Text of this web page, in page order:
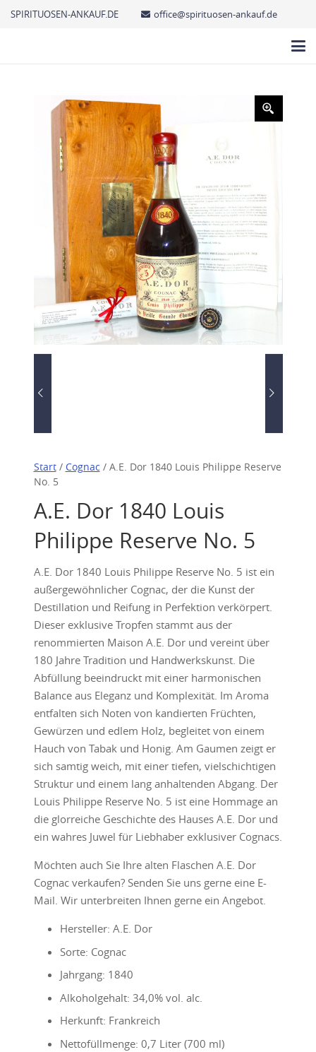
SPIRITUOSEN-ANKAUF.DE office@spirituosen-ankauf.de
Start/ Cognac / A.E. Dor 1840 Louis Philippe Reserve
No. 5
A.E. Dor 1840 Louis
Philippe Reserve No. 5
A.E. Dor 1840 Louis Philippe Reserve No. 5 ist ein
außergewöhnlicher Cognac, der die Kunst der
Destillation und Reifung in Perfektion verkörpert.
Dieser exklusive Tropfen stammt aus der
renommierten Maison A.E. Dor und vereint über
180 Jahre Tradition und Handwerkskunst. Die
Abfüllung beeindruckt mit einer harmonischen
Balance aus Eleganz und Komplexität. Im Aroma
entfalten sich Noten von kandierten Früchten,
Gewürzen und edlem Holz, begleitet von einem
Hauch von Tabak und Honig. Am Gaumen zeigt er
sich samtig weich, mit einer tiefen, vielschichtigen
Struktur und einem lang anhaltenden Abgang. Der
Louis Philippe Reserve No. 5 ist eine Hommage an
die glorreiche Geschichte des Hauses A.E. Dor und
ein wahres Juwel für Liebhaber exklusiver Cognacs.
Möchten auch Sie Ihre alten Flaschen A.E. Dor
Cognac verkaufen? Senden Sie uns gerne eine E-
Mail. Wir unterbreiten Ihnen gerne ein Angebot.
Hersteller: A.E. Dor
Sorte: Cognac
Jahrgang: 1840
Alkoholgehalt: 34,0% vol. alc.
Herkunft: Frankreich
Nettofüllmenge: 0,7 Liter (700 ml)